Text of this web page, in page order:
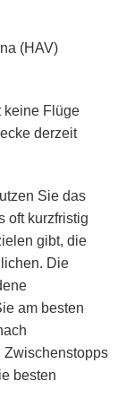
(HAV)
keine Flüge
derzeit
Sie das
oft kurzfristig
gibt, die
Die
am besten
Zwischenstopps
besten